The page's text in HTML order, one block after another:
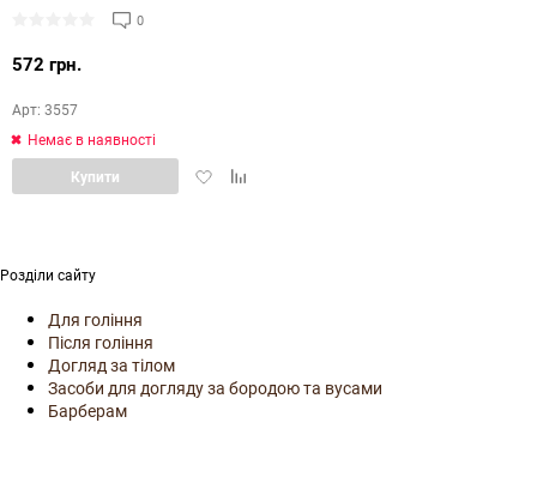
0
572 грн.
Арт: 3557
Немає в наявності
ДодатиДодати
Купити
Розділи сайту
Для гоління
Після гоління
Догляд за тілом
Засоби для догляду за бородою та вусами
Барберам